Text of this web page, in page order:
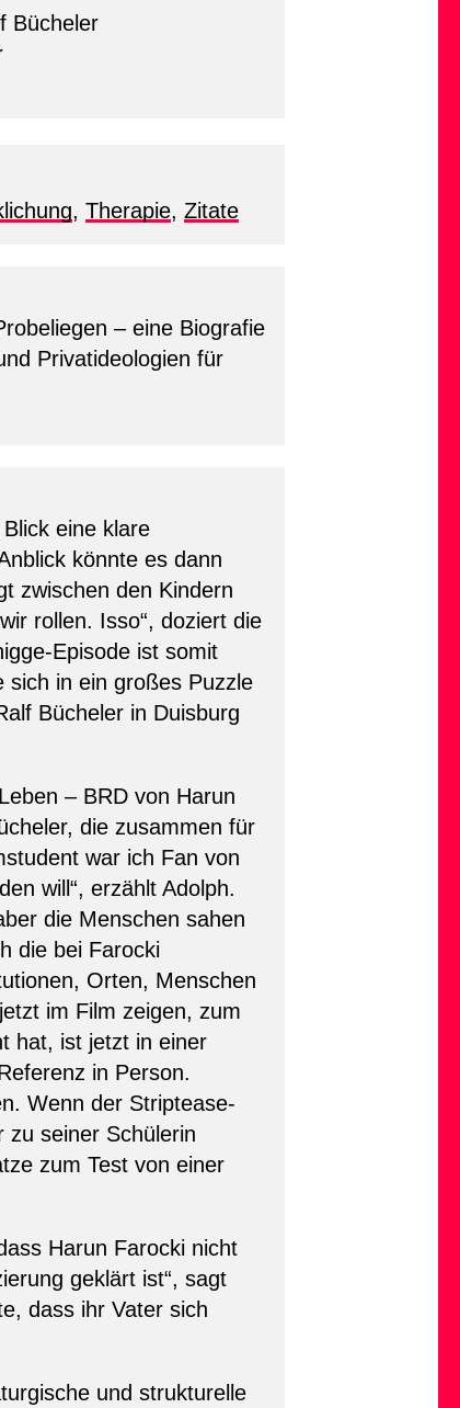
Bücheler
, Therapie, Zitate
– eine Biografie
Privatideologien für
eine klare
könnte es dann
zwischen den Kindern
rollen. Isso“, doziert die
Episode ist somit
sich in ein großes Puzzle
Bücheler in Duisburg
– BRD von Harun
die zusammen für
war ich Fan von
will“, erzählt Adolph.
die Menschen sahen
die bei Farocki
Orten, Menschen
im Film zeigen, zum
hat, ist jetzt in einer
in Person.
Wenn der Striptease-
zu seiner Schülerin
zum Test von einer
Harun Farocki nicht
geklärt ist“, sagt
dass ihr Vater sich
und strukturelle